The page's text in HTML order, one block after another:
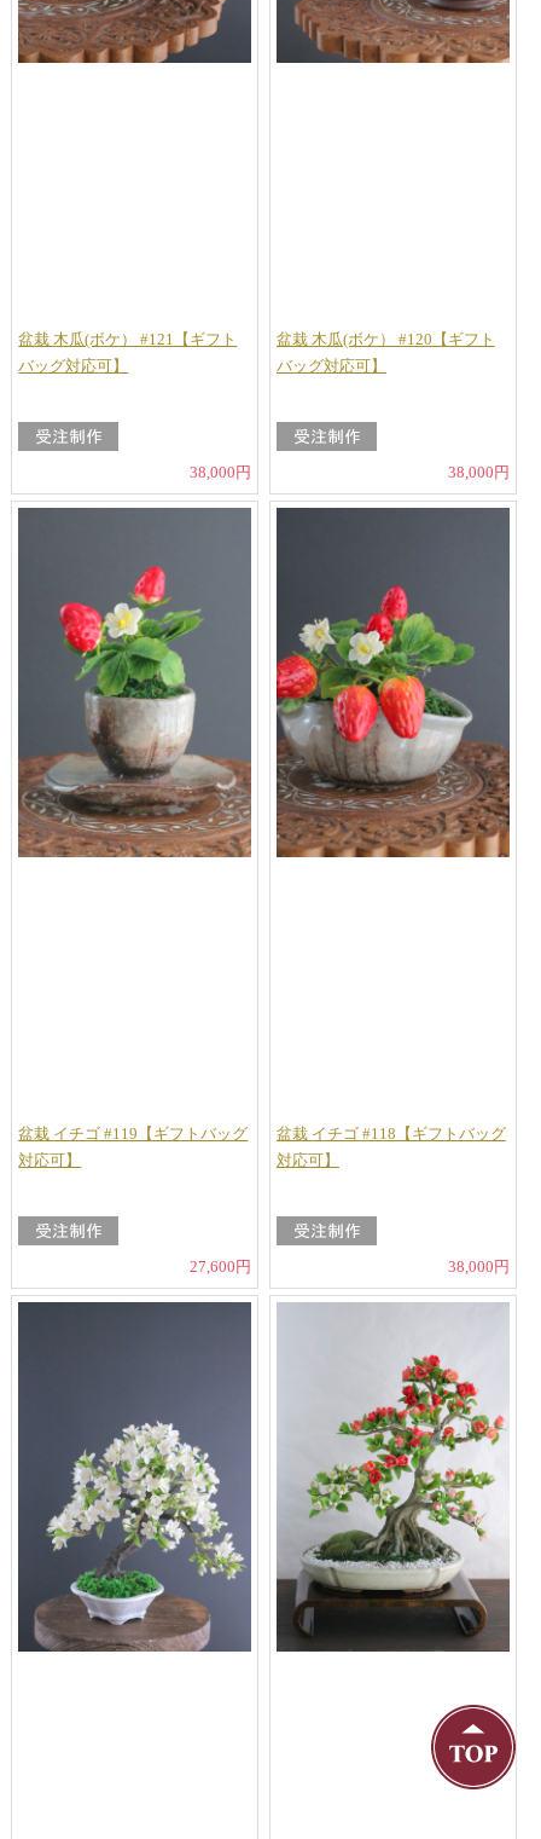
盆栽 木瓜(ボケ） #121【ギフト
バッグ対応可】
38,000円
盆栽 木瓜(ボケ） #120【ギフト
バッグ対応可】
38,000円
盆栽 イチゴ #119【ギフトバッグ
対応可】
27,600円
盆栽 イチゴ #118【ギフトバッグ
対応可】
38,000円